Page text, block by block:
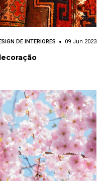
DE INTERIORES 09 Jun 2023